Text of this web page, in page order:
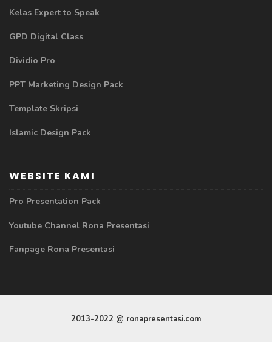
Kelas Expert to Speak
GPD Digital Class
Dividio Pro
PPT Marketing Design Pack
Template Skripsi
Islamic Design Pack
WEBSITE KAMI
Pro Presentation Pack
Youtube Channel Rona Presentasi
Fanpage Rona Presentasi
2013-2022 @ ronapresentasi.com